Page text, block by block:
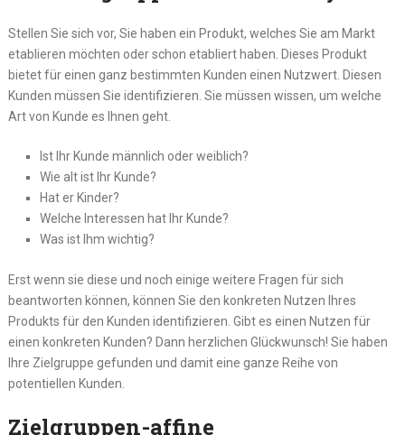
Stellen Sie sich vor, Sie haben ein Produkt, welches Sie am Markt
etablieren möchten oder schon etabliert haben. Dieses Produkt
bietet für einen ganz bestimmten Kunden einen Nutzwert. Diesen
Kunden müssen Sie identifizieren. Sie müssen wissen, um welche
Art von Kunde es Ihnen geht.
Ist Ihr Kunde männlich oder weiblich?
Wie alt ist Ihr Kunde?
Hat er Kinder?
Welche Interessen hat Ihr Kunde?
Was ist Ihm wichtig?
Erst wenn sie diese und noch einige weitere Fragen für sich
beantworten können, können Sie den konkreten Nutzen Ihres
Produkts für den Kunden identifizieren. Gibt es einen Nutzen für
einen konkreten Kunden? Dann herzlichen Glückwunsch! Sie haben
Ihre Zielgruppe gefunden und damit eine ganze Reihe von
potentiellen Kunden.
Zielgruppen-affine